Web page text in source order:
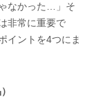
なかった…」そ
非常に重要で
イントを4つにま